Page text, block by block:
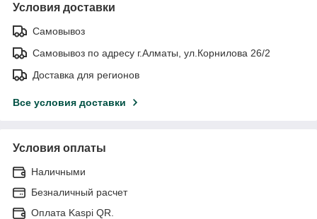
Условия доставки
Самовывоз
Самовывоз по адресу г.Алматы, ул.Корнилова 26/2
Доставка для регионов
Все условия доставки
Условия оплаты
Наличными
Безналичный расчет
Оплата Kaspi QR.